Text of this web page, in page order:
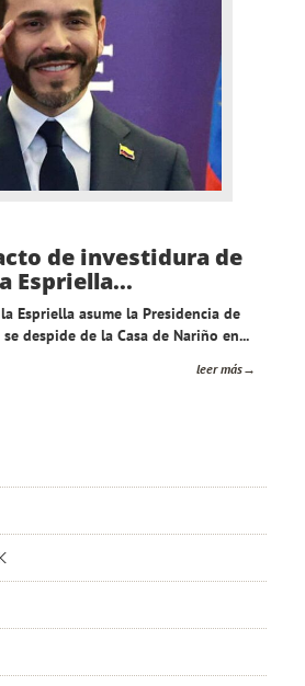
de investidura de
Espriella...
Espriella asume la Presidencia de
despide de la Casa de Nariño en...
leer más